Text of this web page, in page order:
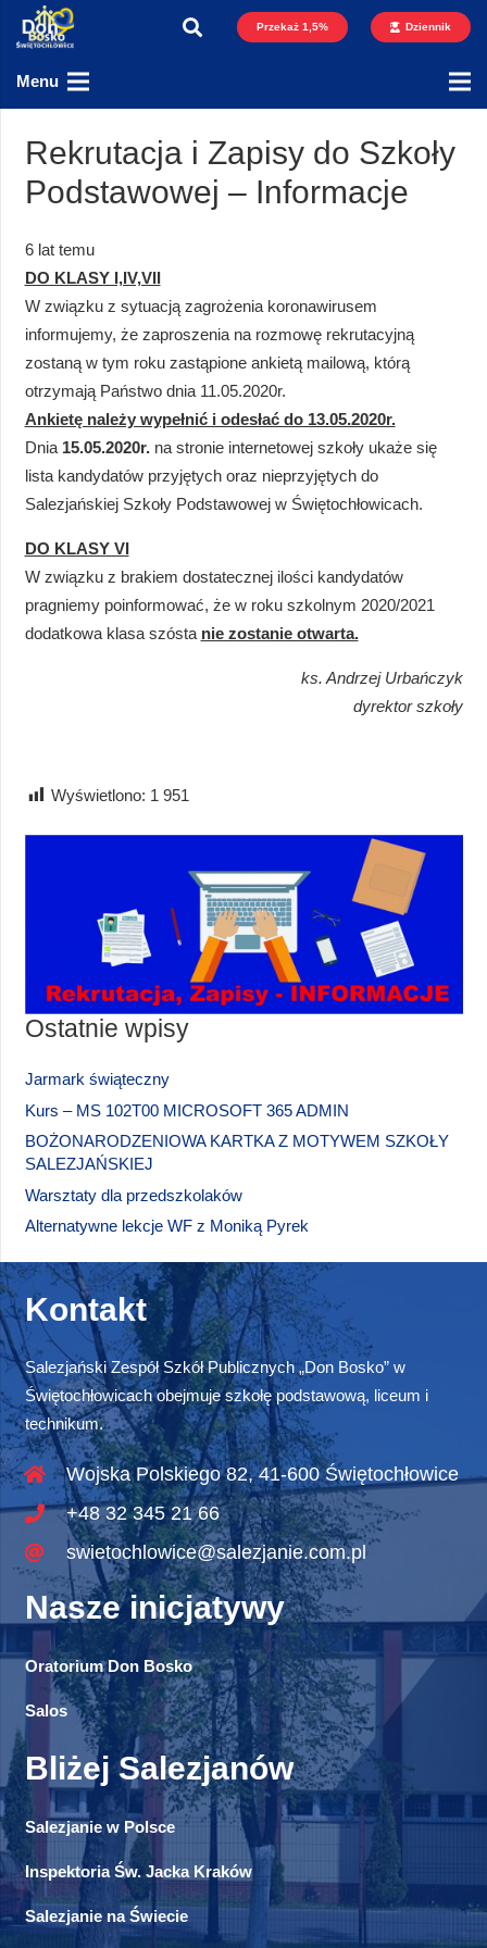
Przekaż 1,5% Dziennik
Menu
Rekrutacja i Zapisy do Szkoły
Podstawowej – Informacje
6 lat temu
DO KLASY I,IV,VII
W związku z sytuacją zagrożenia koronawirusem
informujemy, że zaproszenia na rozmowę rekrutacyjną
zostaną w tym roku zastąpione ankietą mailową, którą
otrzymają Państwo dnia 11.05.2020r.
Ankietę należy wypełnić i odesłać do 13.05.2020r.
Dnia 15.05.2020r.na stronie internetowej szkoły ukaże się
lista kandydatów przyjętych oraz nieprzyjętych do
Salezjańskiej Szkoły Podstawowej w Świętochłowicach.
DO KLASY VI
W związku z brakiem dostatecznej ilości kandydatów
pragniemy poinformować, że w roku szkolnym 2020/2021
dodatkowa klasa szósta nie zostanie otwarta.
ks. Andrzej Urbańczyk
dyrektor szkoły
Wyświetlono: 1 951
Ostatnie wpisy
Jarmark świąteczny
Kurs – MS 102T00 MICROSOFT 365 ADMIN
BOŻONARODZENIOWA KARTKA Z MOTYWEM SZKOŁY
SALEZJAŃSKIEJ
Warsztaty dla przedszkolaków
Alternatywne lekcje WF z Moniką Pyrek
Kontakt
Salezjański Zespół Szkół Publicznych „Don Bosko” w
Świętochłowicach obejmuje szkołę podstawową, liceum i
technikum.
Wojska Polskiego 82, 41-600 Świętochłowice
+48 32 345 21 66
swietochlowice@salezjanie.com.pl
Nasze inicjatywy
Oratorium Don Bosko
Salos
Bliżej Salezjanów
Salezjanie w Polsce
Inspektoria Św. Jacka Kraków
Salezjanie na Świecie